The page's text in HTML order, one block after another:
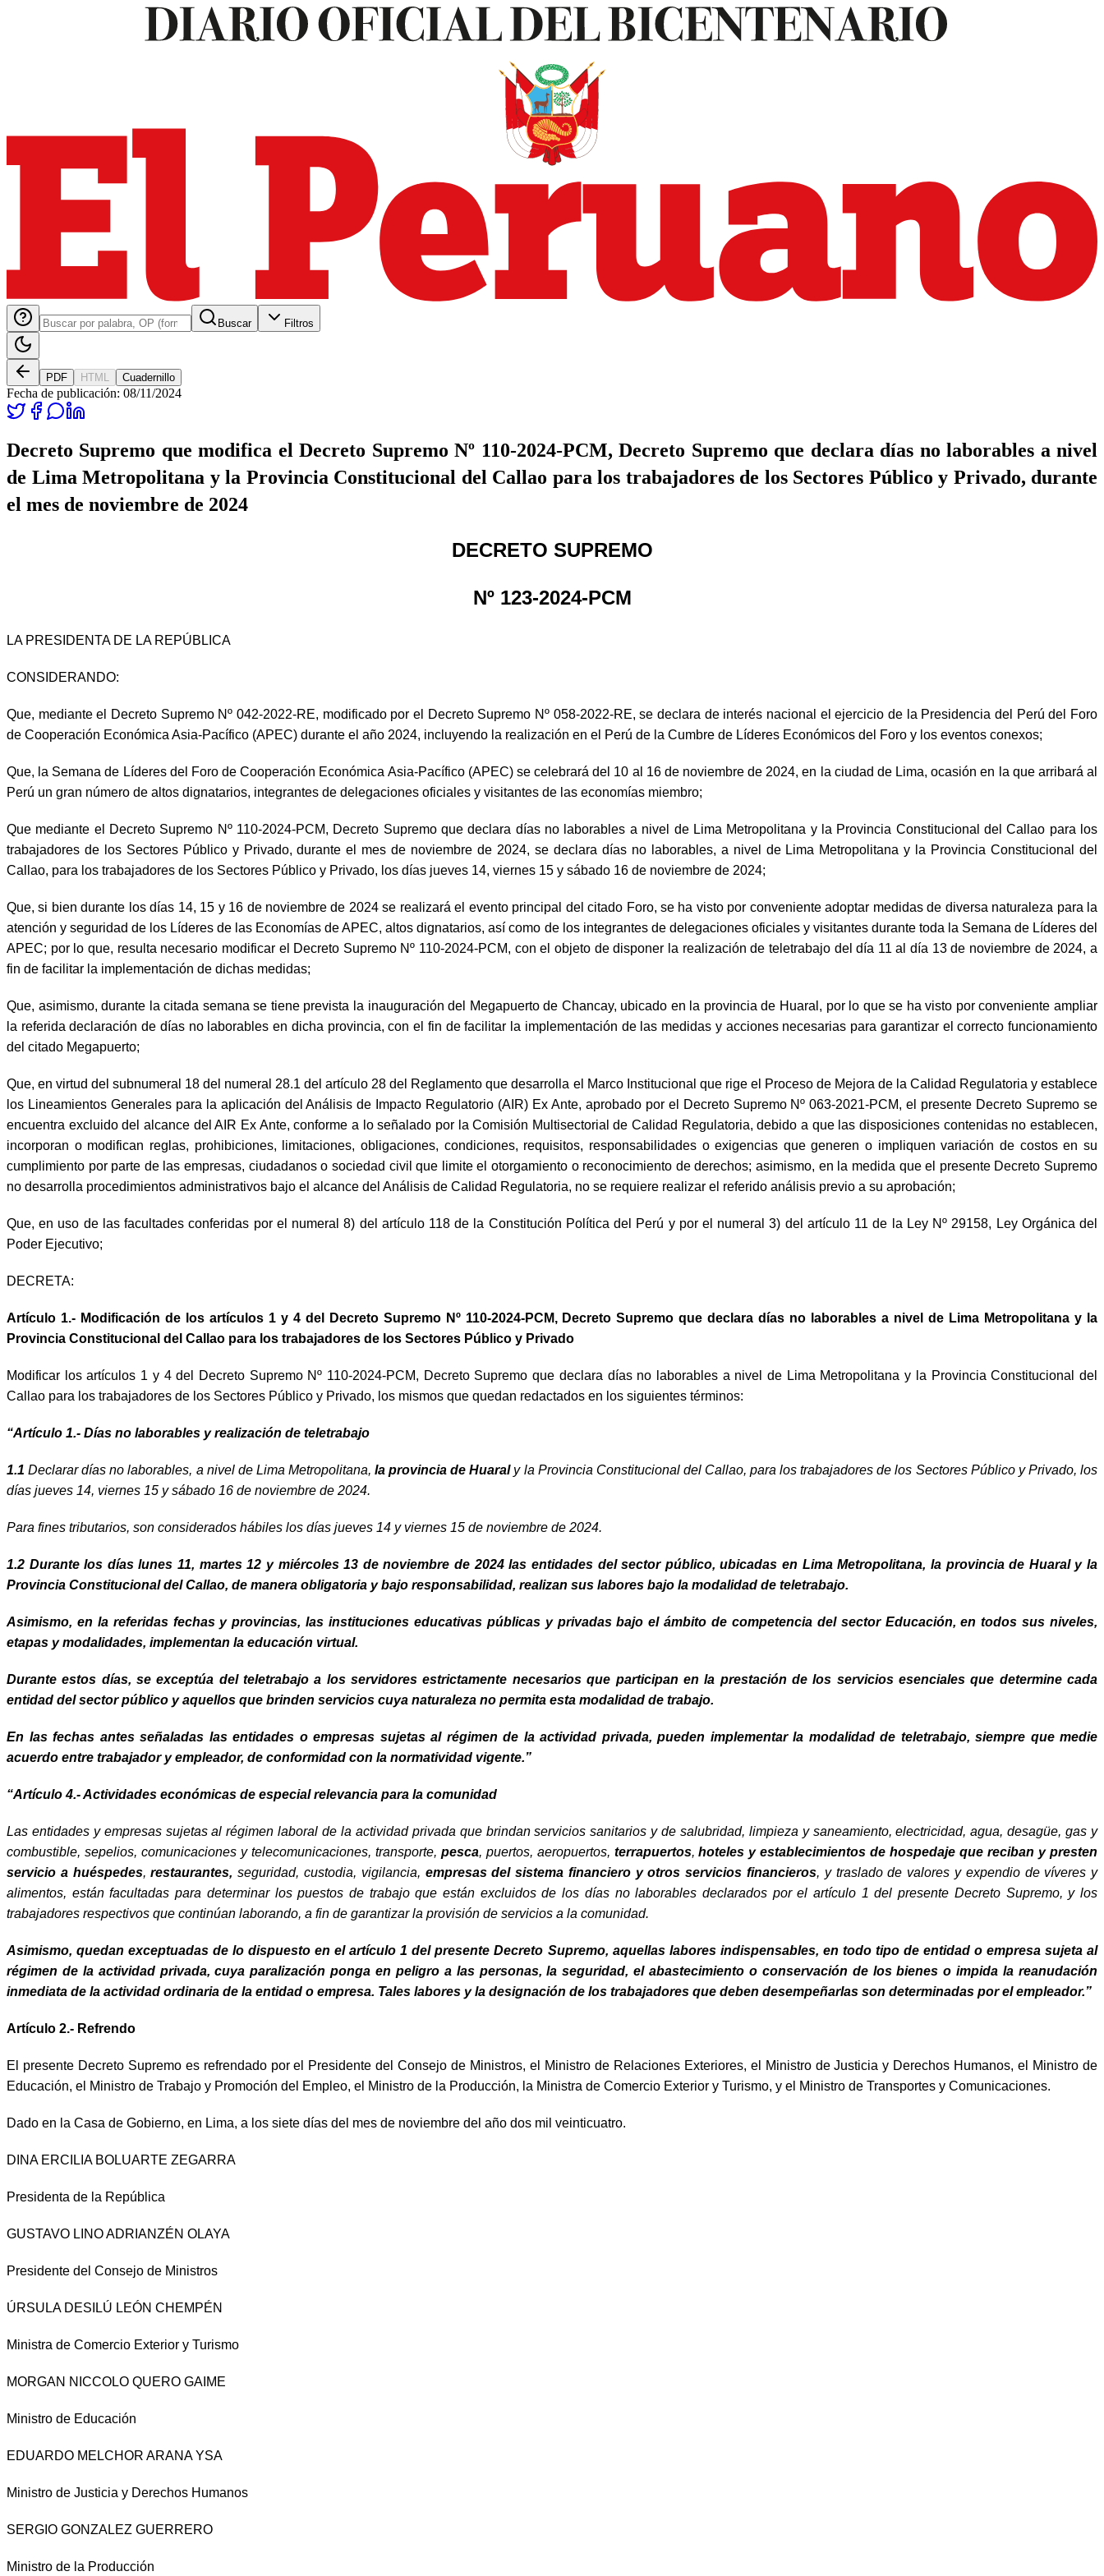
Buscar Filtros
PDF HTML Cuadernillo
Fecha de publicación: 08/11/2024
Decreto Supremo que modifica el Decreto Supremo Nº 110-2024-PCM, Decreto Supremo que declara días no laborables a nivel
de Lima Metropolitana y la Provincia Constitucional del Callao para los trabajadores de los Sectores Público y Privado, durante
el mes de noviembre de 2024
DECRETO SUPREMO
Nº 123-2024-PCM
LA PRESIDENTA DE LA REPÚBLICA
CONSIDERANDO:
Que, mediante el Decreto Supremo Nº 042-2022-RE, modificado por el Decreto Supremo Nº 058-2022-RE, se declara de interés nacional el ejercicio de la Presidencia del Perú del Foro
de Cooperación Económica Asia-Pacífico (APEC) durante el año 2024, incluyendo la realización en el Perú de la Cumbre de Líderes Económicos del Foro y los eventos conexos;
Que, la Semana de Líderes del Foro de Cooperación Económica Asia-Pacífico (APEC) se celebrará del 10 al 16 de noviembre de 2024, en la ciudad de Lima, ocasión en la que arribará al
Perú un gran número de altos dignatarios, integrantes de delegaciones oficiales y visitantes de las economías miembro;
Que mediante el Decreto Supremo Nº 110-2024-PCM, Decreto Supremo que declara días no laborables a nivel de Lima Metropolitana y la Provincia Constitucional del Callao para los
trabajadores de los Sectores Público y Privado, durante el mes de noviembre de 2024, se declara días no laborables, a nivel de Lima Metropolitana y la Provincia Constitucional del
Callao, para los trabajadores de los Sectores Público y Privado, los días jueves 14, viernes 15 y sábado 16 de noviembre de 2024;
Que, si bien durante los días 14, 15 y 16 de noviembre de 2024 se realizará el evento principal del citado Foro, se ha visto por conveniente adoptar medidas de diversa naturaleza para la
atención y seguridad de los Líderes de las Economías de APEC, altos dignatarios, así como de los integrantes de delegaciones oficiales y visitantes durante toda la Semana de Líderes del
APEC; por lo que, resulta necesario modificar el Decreto Supremo Nº 110-2024-PCM, con el objeto de disponer la realización de teletrabajo del día 11 al día 13 de noviembre de 2024, a
fin de facilitar la implementación de dichas medidas;
Que, asimismo, durante la citada semana se tiene prevista la inauguración del Megapuerto de Chancay, ubicado en la provincia de Huaral, por lo que se ha visto por conveniente ampliar
la referida declaración de días no laborables en dicha provincia, con el fin de facilitar la implementación de las medidas y acciones necesarias para garantizar el correcto funcionamiento
del citado Megapuerto;
Que, en virtud del subnumeral 18 del numeral 28.1 del artículo 28 del Reglamento que desarrolla el Marco Institucional que rige el Proceso de Mejora de la Calidad Regulatoria y establece
los Lineamientos Generales para la aplicación del Análisis de Impacto Regulatorio (AIR) Ex Ante, aprobado por el Decreto Supremo Nº 063-2021-PCM, el presente Decreto Supremo se
encuentra excluido del alcance del AIR Ex Ante, conforme a lo señalado por la Comisión Multisectorial de Calidad Regulatoria, debido a que las disposiciones contenidas no establecen,
incorporan o modifican reglas, prohibiciones, limitaciones, obligaciones, condiciones, requisitos, responsabilidades o exigencias que generen o impliquen variación de costos en su
cumplimiento por parte de las empresas, ciudadanos o sociedad civil que limite el otorgamiento o reconocimiento de derechos; asimismo, en la medida que el presente Decreto Supremo
no desarrolla procedimientos administrativos bajo el alcance del Análisis de Calidad Regulatoria, no se requiere realizar el referido análisis previo a su aprobación;
Que, en uso de las facultades conferidas por el numeral 8) del artículo 118 de la Constitución Política del Perú y por el numeral 3) del artículo 11 de la Ley Nº 29158, Ley Orgánica del
Poder Ejecutivo;
DECRETA:
Artículo 1.- Modificación de los artículos 1 y 4 del Decreto Supremo Nº 110-2024-PCM, Decreto Supremo que declara días no laborables a nivel de Lima Metropolitana y la
Provincia Constitucional del Callao para los trabajadores de los Sectores Público y Privado
Modificar los artículos 1 y 4 del Decreto Supremo Nº 110-2024-PCM, Decreto Supremo que declara días no laborables a nivel de Lima Metropolitana y la Provincia Constitucional del
Callao para los trabajadores de los Sectores Público y Privado, los mismos que quedan redactados en los siguientes términos:
“Artículo 1.- Días no laborables y realización de teletrabajo
1.1 Declarar días no laborables, a nivel de Lima Metropolitana,la provincia de Huaraly la Provincia Constitucional del Callao, para los trabajadores de los Sectores Público y Privado, los
días jueves 14, viernes 15 y sábado 16 de noviembre de 2024.
Para fines tributarios, son considerados hábiles los días jueves 14 y viernes 15 de noviembre de 2024.
1.2 Durante los días lunes 11, martes 12 y miércoles 13 de noviembre de 2024 las entidades del sector público, ubicadas en Lima Metropolitana, la provincia de Huaral y la
Provincia Constitucional del Callao, de manera obligatoria y bajo responsabilidad, realizan sus labores bajo la modalidad de teletrabajo.
Asimismo, en la referidas fechas y provincias, las instituciones educativas públicas y privadas bajo el ámbito de competencia del sector Educación, en todos sus niveles,
etapas y modalidades, implementan la educación virtual.
Durante estos días, se exceptúa del teletrabajo a los servidores estrictamente necesarios que participan en la prestación de los servicios esenciales que determine cada
entidad del sector público y aquellos que brinden servicios cuya naturaleza no permita esta modalidad de trabajo.
En las fechas antes señaladas las entidades o empresas sujetas al régimen de la actividad privada, pueden implementar la modalidad de teletrabajo, siempre que medie
acuerdo entre trabajador y empleador, de conformidad con la normatividad vigente.”
“Artículo 4.- Actividades económicas de especial relevancia para la comunidad
Las entidades y empresas sujetas al régimen laboral de la actividad privada que brindan servicios sanitarios y de salubridad, limpieza y saneamiento, electricidad, agua, desagüe, gas y
combustible, sepelios, comunicaciones y telecomunicaciones, transporte, pesca, puertos, aeropuertos, terrapuertos,hoteles y establecimientos de hospedaje que reciban y presten
servicio a huéspedes,restaurantes, seguridad, custodia, vigilancia, empresas del sistema financiero y otros servicios financieros, y traslado de valores y expendio de víveres y
alimentos, están facultadas para determinar los puestos de trabajo que están excluidos de los días no laborables declarados por el artículo 1 del presente Decreto Supremo, y los
trabajadores respectivos que continúan laborando, a fin de garantizar la provisión de servicios a la comunidad.
Asimismo, quedan exceptuadas de lo dispuesto en el artículo 1 del presente Decreto Supremo, aquellas labores indispensables, en todo tipo de entidad o empresa sujeta al
régimen de la actividad privada, cuya paralización ponga en peligro a las personas, la seguridad, el abastecimiento o conservación de los bienes o impida la reanudación
inmediata de la actividad ordinaria de la entidad o empresa. Tales labores y la designación de los trabajadores que deben desempeñarlas son determinadas por el empleador.”
Artículo 2.- Refrendo
El presente Decreto Supremo es refrendado por el Presidente del Consejo de Ministros, el Ministro de Relaciones Exteriores, el Ministro de Justicia y Derechos Humanos, el Ministro de
Educación, el Ministro de Trabajo y Promoción del Empleo, el Ministro de la Producción, la Ministra de Comercio Exterior y Turismo, y el Ministro de Transportes y Comunicaciones.
Dado en la Casa de Gobierno, en Lima, a los siete días del mes de noviembre del año dos mil veinticuatro.
DINA ERCILIA BOLUARTE ZEGARRA
Presidenta de la República
GUSTAVO LINO ADRIANZÉN OLAYA
Presidente del Consejo de Ministros
ÚRSULA DESILÚ LEÓN CHEMPÉN
Ministra de Comercio Exterior y Turismo
MORGAN NICCOLO QUERO GAIME
Ministro de Educación
EDUARDO MELCHOR ARANA YSA
Ministro de Justicia y Derechos Humanos
SERGIO GONZALEZ GUERRERO
Ministro de la Producción